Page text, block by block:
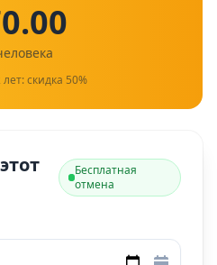
скидка 50%
Бесплатная
отмена